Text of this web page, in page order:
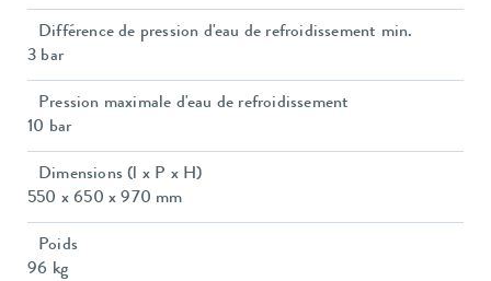
Différence de pression d'eau de refroidissement min.
3 bar
Pression maximale d'eau de refroidissement
10 bar
Dimensions (l x P x H)
550 x 650 x 970 mm
Poids
96 kg